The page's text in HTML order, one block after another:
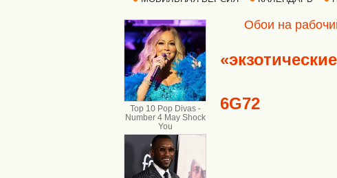
Обои на
6G72